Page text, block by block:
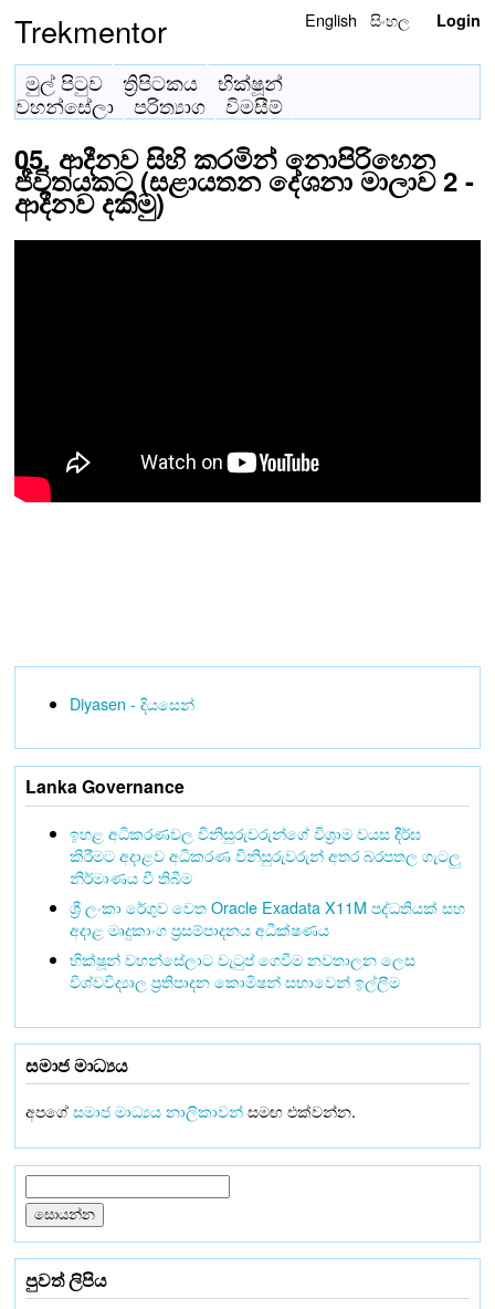
Trekmentor English සිංහල Login
මුල් පිටුව ත්‍රිපිටකය
භික්ෂූන්
වහන්සේලා
පරිත්‍යාග විමසීම්
05. ආදීනව සිහි කරමින් නොපිරිහෙන
ජීවිතයකට (සළායතන දේශනා මාලාව 2 -
ආදීනව දකිමු)
Diyasen - දියසෙන්
Lanka Governance
ඉහළ අධිකරණවල විනිසුරුවරුන්ගේ විශ්‍රාම වයස දීර්ඝ
කිරීමට අදාළව අධිකරණ විනිසුරුවරුන් අතර බරපතල ගැටලු
නිර්මාණය වී තිබීම
ශ්‍රී ලංකා රේගුව වෙත Oracle Exadata X11M පද්ධතියක් සහ
අදාළ මෘදුකාංග ප්‍රසම්පාදනය අධීක්ෂණය
භික්ෂූන් වහන්සේලාට වැටුප් ගෙවීම නවතාලන ලෙස
විශ්වවිද්‍යාල ප්‍රතිපාදන කොමිෂන් සභාවෙන් ඉල්ලීම
සමාජ මාධ්‍යය
අපගේසමාජ මාධ්‍යය නාලිකාවන්සමඟ එක්වන්න.
පුවත් ලිපිය